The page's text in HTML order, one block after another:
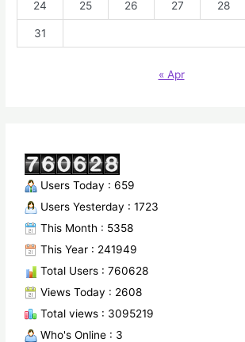
24 25 26 27 28
31
« Apr
Users Today : 659
Users Yesterday : 1723
This Month : 5358
This Year : 241949
Total Users : 760628
Views Today : 2608
Total views : 3095219
Who's Online : 3